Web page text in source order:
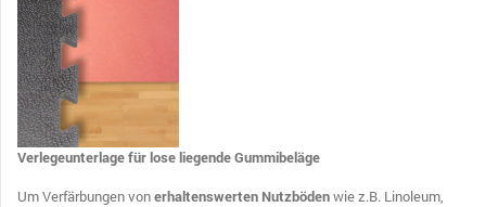
Verlegeunterlage für lose liegende Gummibeläge
Um Verfärbungen vonerhaltenswerten Nutzbödenwie z.B. Linoleum,